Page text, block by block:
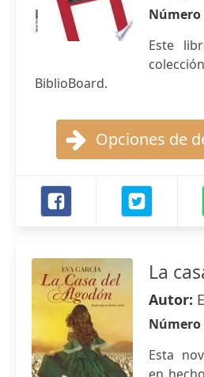
Número
Este
BiblioBoard.
Opciones de
La
Autor:
Número
Esta